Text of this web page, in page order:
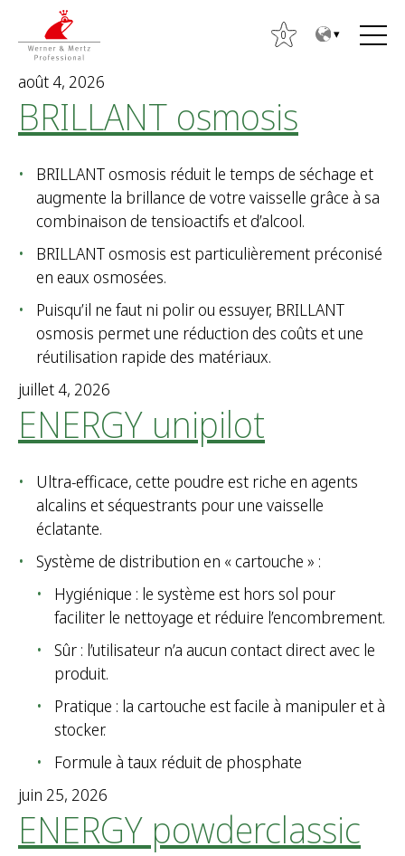
0
e
e
r
c
e
août 4, 2026
BRILLANT osmosis
BRILLANT osmosis réduit le temps de séchage et
augmente la brillance de votre vaisselle grâce à sa
combinaison de tensioactifs et d’alcool.
BRILLANT osmosis est particulièrement préconisé
en eaux osmosées.
Puisqu’il ne faut ni polir ou essuyer, BRILLANT
osmosis permet une réduction des coûts et une
réutilisation rapide des matériaux.
juillet 4, 2026
ENERGY unipilot
Ultra-efficace, cette poudre est riche en agents
alcalins et séquestrants pour une vaisselle
éclatante.
Système de distribution en « cartouche » :
Hygiénique : le système est hors sol pour
faciliter le nettoyage et réduire l’encombrement.
Sûr : l’utilisateur n’a aucun contact direct avec le
produit.
Pratique : la cartouche est facile à manipuler et à
stocker.
Formule à taux réduit de phosphate
juin 25, 2026
ENERGY powderclassic